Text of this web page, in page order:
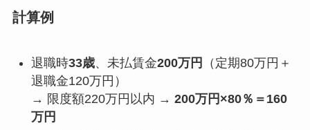
計算例
退職時33歳、未払賃金200万円
（定期80万円＋
退職金120万円）
→ 限度額220万円以内 → 200万円×80％＝160
万円